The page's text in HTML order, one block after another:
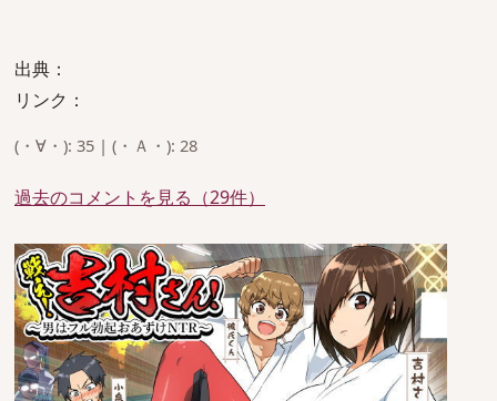
出典：
リンク：
(・∀・): 35 | (・Ａ・): 28
過去のコメントを見る（29件）